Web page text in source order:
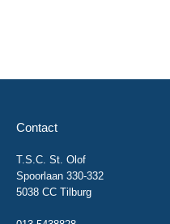
Contact
T.S.C. St. Olof
Spoorlaan 330-332
5038 CC Tilburg